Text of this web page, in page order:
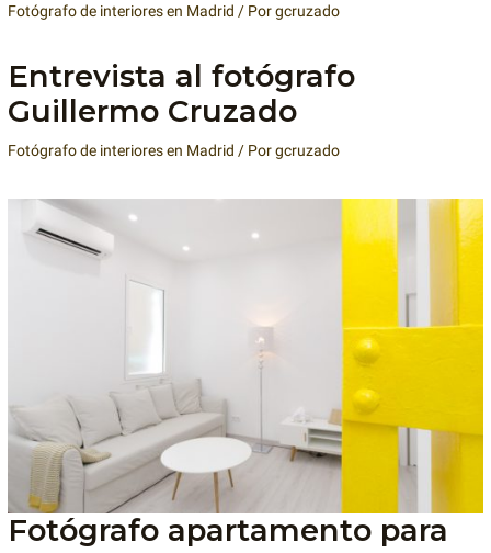
Fotógrafo de interiores en Madrid / Porgcruzado
Entrevista al fotógrafo
Guillermo Cruzado
Fotógrafo de interiores en Madrid / Porgcruzado
Fotógrafo apartamento para